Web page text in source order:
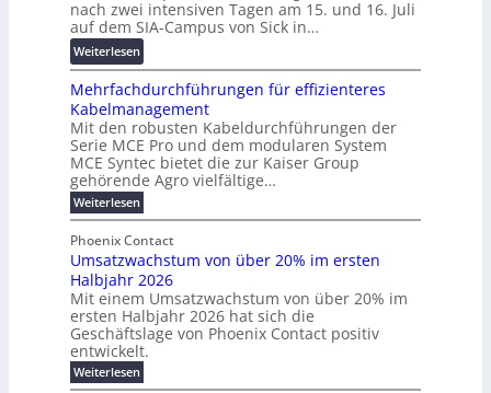
e
n
z
g
s
f
r
d
e
r
u
n
g
b
r
a
u
c
h
t
m
i
r
d
z
u
m
E
n
e
r
g
u
f
ü
r
m
e
r
e
n
t
w
i
c
k
e
l
e
N
H
-
S
i
c
h
nach zwei intensiven Tagen am 15. und 16. Juli
auf dem SIA-Campus von Sick in…
Weiterlesen:
R
e
k
o
r
d
b
e
t
e
i
l
i
g
u
n
g
Mehrfachdurchführungen für effizienteres
Kabelmanagement
Mit den robusten Kabeldurchführungen der
Serie MCE Pro und dem modularen System
MCE Syntec bietet die zur Kaiser Group
gehörende Agro vielfältige…
Weiterlesen:
M
h
r
f
a
c
h
d
u
r
c
Phoenix Contact
Umsatzwachstum von über 20% im ersten
Halbjahr 2026
Mit einem Umsatzwachstum von über 20% im
ersten Halbjahr 2026 hat sich die
Geschäftslage von Phoenix Contact positiv
entwickelt.
Weiterlesen:
U